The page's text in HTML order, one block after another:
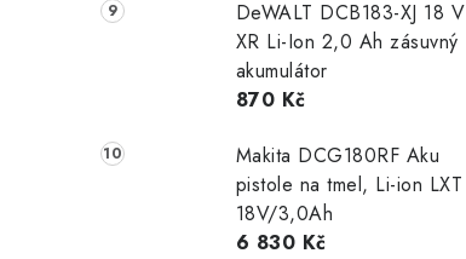
DeWALT DCB183-XJ 18 V
XR Li-Ion 2,0 Ah zásuvný
akumulátor
870 Kč
Makita DCG180RF Aku
pistole na tmel, Li-ion LXT
18V/3,0Ah
6 830 Kč